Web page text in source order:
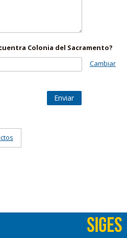
Colonia del Sacramento?
Cambiar
Enviar